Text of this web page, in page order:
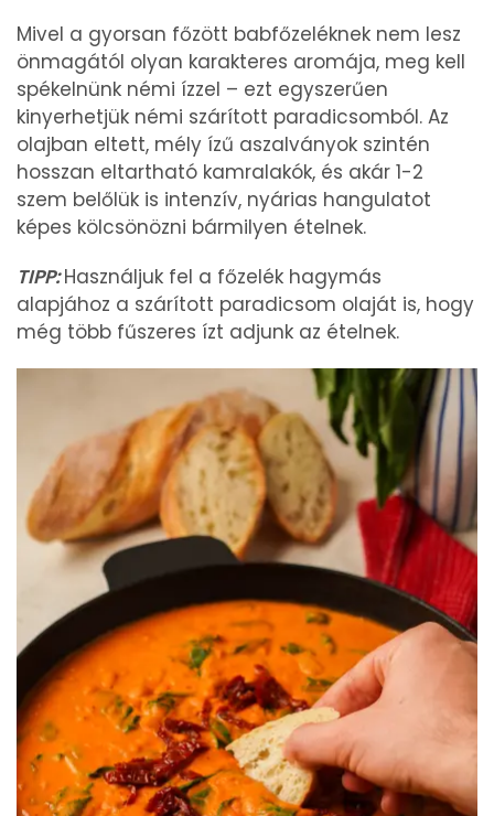
Mivel a gyorsan főzött babfőzeléknek nem lesz
önmagától olyan karakteres aromája, meg kell
spékelnünk némi ízzel – ezt egyszerűen
kinyerhetjük némi szárított paradicsomból. Az
olajban eltett, mély ízű aszalványok szintén
hosszan eltartható kamralakók, és akár 1-2
szem belőlük is intenzív, nyárias hangulatot
képes kölcsönözni bármilyen ételnek.
TIPP:Használjuk fel a főzelék hagymás
alapjához a szárított paradicsom olaját is, hogy
még több fűszeres ízt adjunk az ételnek.